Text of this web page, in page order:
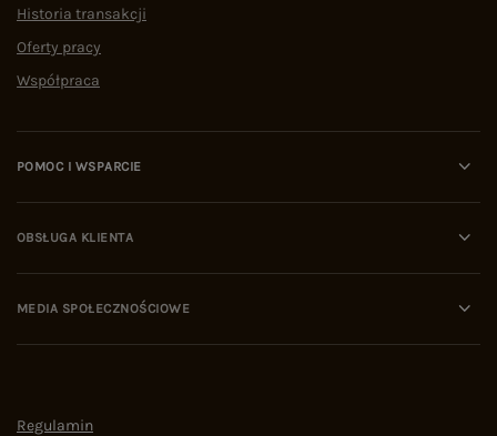
Historia transakcji
Oferty pracy
Współpraca
POMOC I WSPARCIE
OBSŁUGA KLIENTA
MEDIA SPOŁECZNOŚCIOWE
Regulamin